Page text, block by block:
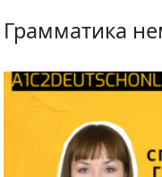
Грамматика